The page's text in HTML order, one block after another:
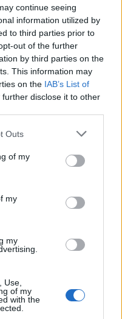
continue seeing
information utilized by
to third parties prior to
out of the further
by third parties on the
This information may
on the IAB’s List of
further disclose it to other
one or more Google
You may click to
its third-party tags to
in below Google
Outs
of my
my
my
Use,
of my
with the